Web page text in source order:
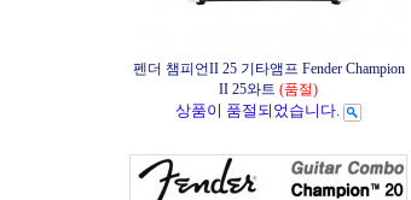
펜더 챔피언II 25 기타앰프 Fender Champion
II 25와트 (품절)
상품이 품절되었습니다.